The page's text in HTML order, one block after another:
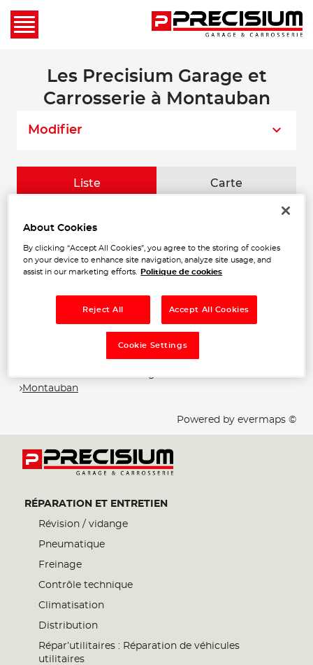
Les Precisium Garage et
Carrosserie à Montauban
Modifier
Liste Carte
Il n'y a aucun Precisium Garage et
Veuillez chercher dans les villes à
proximité.
Les Precisium Garage et Carrosserie dans les
Montauban
Powered by evermaps ©
RÉPARATION ET ENTRETIEN
Révision / vidange
Pneumatique
Freinage
Contrôle technique
Climatisation
Distribution
Répar’utilitaires : Réparation de véhicules
utilitaires
About Cookies
By clicking “Accept All Cookies”, you agree to the storing of cookies
on your device to enhance site navigation, analyze site usage, and
assist in our marketing efforts.
Politique de cookies
Reject All Accept All Cookies
Cookie Settings